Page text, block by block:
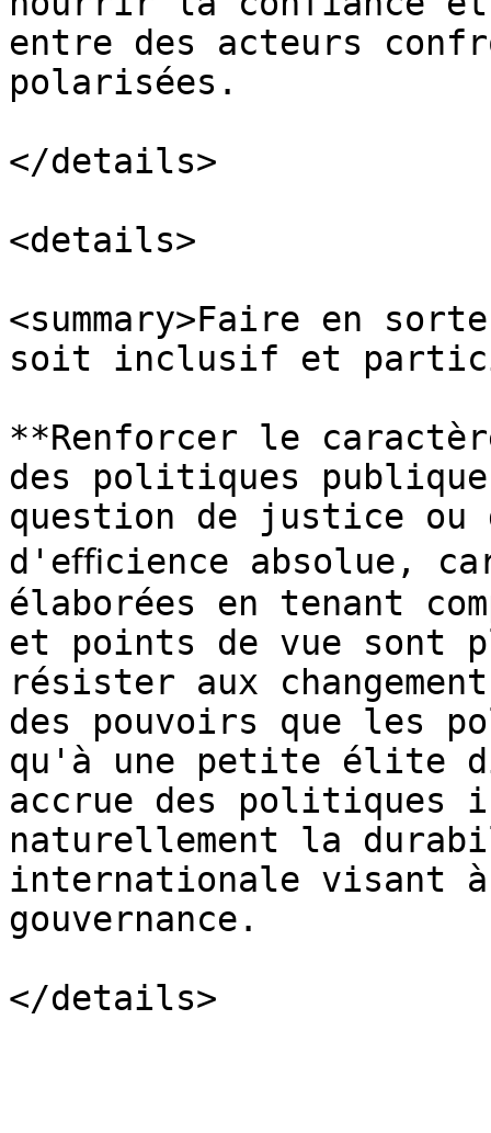
entre des acteurs
polarisées.
</details>
<details>
<summary>Faire en
soit inclusif et
**Renforcer le
des politiques
question de justice
d'eﬃcience absolue,
élaborées en tenant
et points de vue sont
résister aux
des pouvoirs que les
qu'à une petite élite
accrue des politiques
naturellement la
internationale visant à
gouvernance.